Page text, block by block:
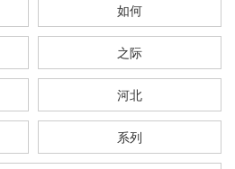
如何
之际
河北
系列